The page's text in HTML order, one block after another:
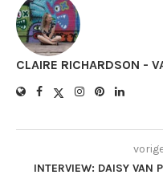
CLAIRE RICHARDSON -
INTERVIEW: DAISY VAN